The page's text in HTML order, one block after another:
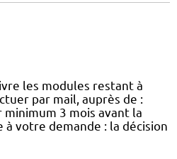
les modules restant à
par mail, auprès de :
3 mois avant la
votre demande : la décision